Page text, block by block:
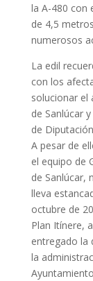
la A-480 con
de 4,5
numerosos
La edil
con los
solucionar el
de Sanlúcar
de
A pesar de
el equipo de
de Sanlúcar,
lleva
octubre de
Plan Itínere,
entregado la
la